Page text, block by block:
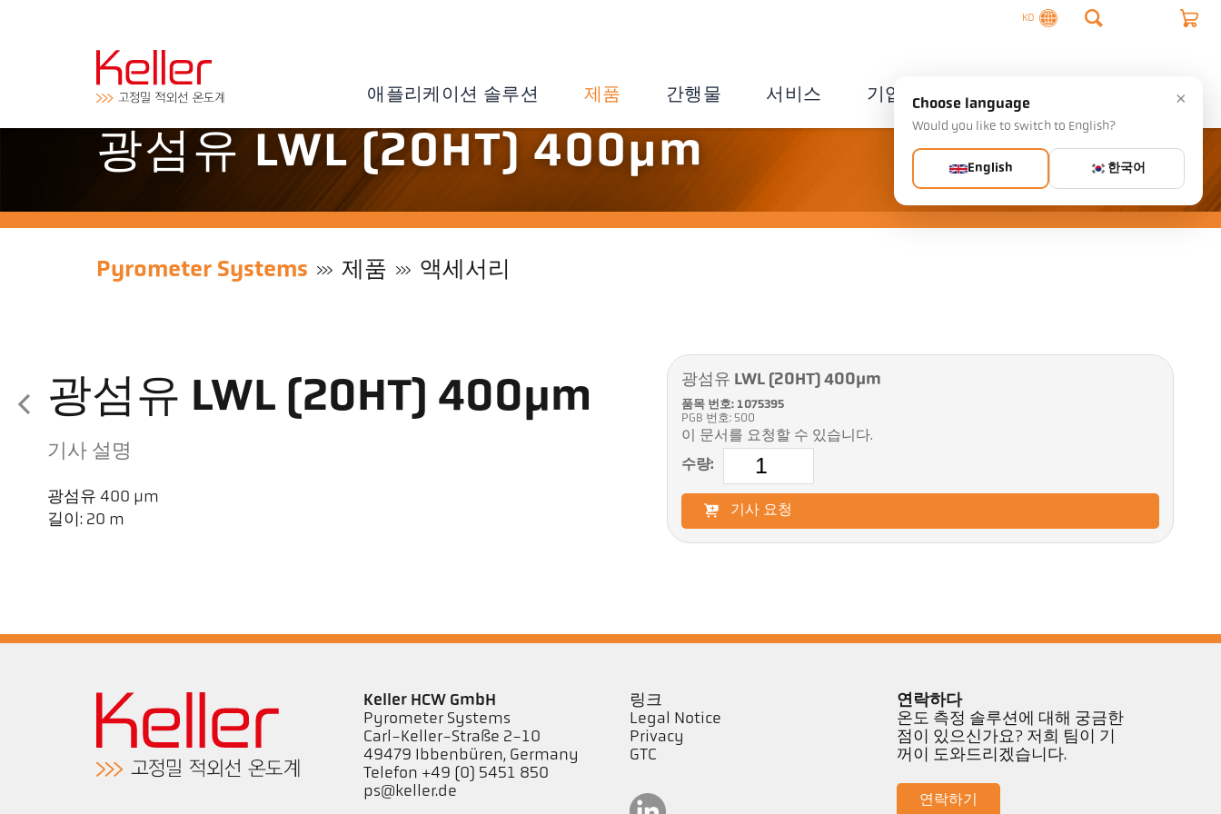
KO
애플리케이션 솔루션 제품 간행물 서비스 기업
광섬유 LWL (20HT) 400µm
Pyrometer Systems 제품 액세서리
광섬유 LWL (20HT) 400µm
기사 설명
광섬유 400 µm
길이: 20 m
광섬유 LWL (20HT) 400µm
품목 번호: 1075395
PGB 번호: 500
이 문서를 요청할 수 있습니다.
수량:
기사 요청
Keller HCW GmbH
Pyrometer Systems
Carl-Keller-Straße 2-10
49479 Ibbenbüren, Germany
Telefon +49 (0) 5451 850
ps@keller.de
링크
Legal Notice
Privacy
GTC
연락하다
온도 측정 솔루션에 대해 궁금한
점이 있으신가요? 저희 팀이 기
꺼이 도와드리겠습니다.
연락하기
×
Choose language
Would you like to switch to English?
English 한국어